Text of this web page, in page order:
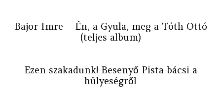
Bajor Imre – Én, a Gyula, meg a Tóth Ottó
(teljes album)
Ezen szakadunk! Besenyő Pista bácsi a
hülyeségről